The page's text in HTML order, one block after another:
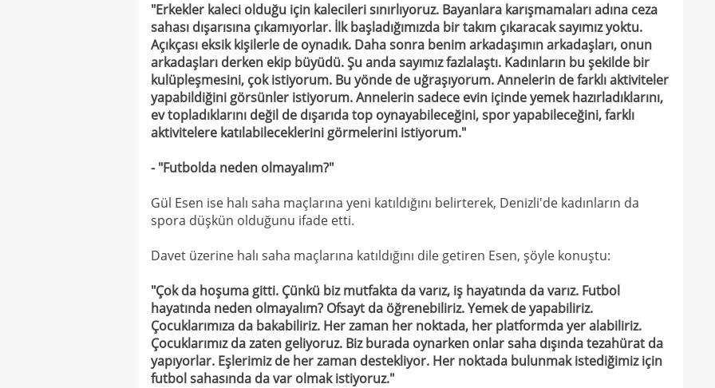
"Erkekler kaleci olduğu için kalecileri sınırlıyoruz. Bayanlara karışmamaları adına ceza
sahası dışarısına çıkamıyorlar. İlk başladığımızda bir takım çıkaracak sayımız yoktu.
Açıkçası eksik kişilerle de oynadık. Daha sonra benim arkadaşımın arkadaşları, onun
arkadaşları derken ekip büyüdü. Şu anda sayımız fazlalaştı. Kadınların bu şekilde bir
kulüpleşmesini, çok istiyorum. Bu yönde de uğraşıyorum. Annelerin de farklı aktiviteler
yapabildiğini görsünler istiyorum. Annelerin sadece evin içinde yemek hazırladıklarını,
ev topladıklarını değil de dışarıda top oynayabileceğini, spor yapabileceğini, farklı
aktivitelere katılabileceklerini görmelerini istiyorum."
- "Futbolda neden olmayalım?"
Gül Esen ise halı saha maçlarına yeni katıldığını belirterek, Denizli'de kadınların da
spora düşkün olduğunu ifade etti.
Davet üzerine halı saha maçlarına katıldığını dile getiren Esen, şöyle konuştu:
"Çok da hoşuma gitti. Çünkü biz mutfakta da varız, iş hayatında da varız. Futbol
hayatında neden olmayalım? Ofsayt da öğrenebiliriz. Yemek de yapabiliriz.
Çocuklarımıza da bakabiliriz. Her zaman her noktada, her platformda yer alabiliriz.
Çocuklarımız da zaten geliyoruz. Biz burada oynarken onlar saha dışında tezahürat da
yapıyorlar. Eşlerimiz de her zaman destekliyor. Her noktada bulunmak istediğimiz için
futbol sahasında da var olmak istiyoruz."